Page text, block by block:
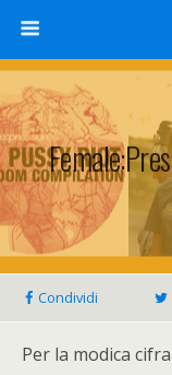
Condividi
Per la modica